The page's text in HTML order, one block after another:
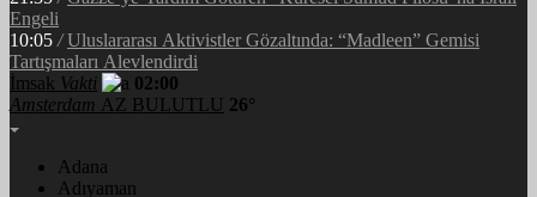
Engeli
10:05 / Uluslararası Aktivistler Gözaltında: “Madleen” Gemisi
Tartışmaları Alevlendirdi
İmsak Vakti
02:00
Amsterdam AZ BULUTLU 26°
Adana
Adıyaman